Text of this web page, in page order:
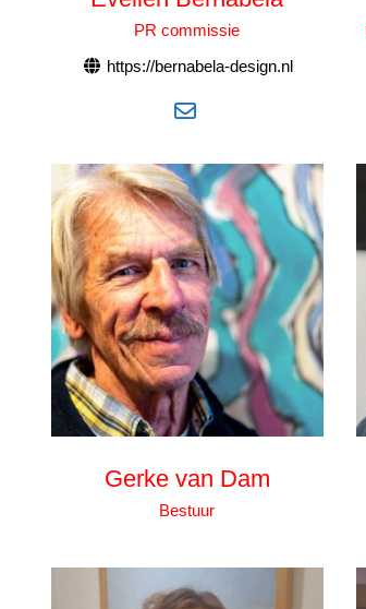
PR commissie
https://bernabela-design.nl
Gerke van Dam
Bestuur